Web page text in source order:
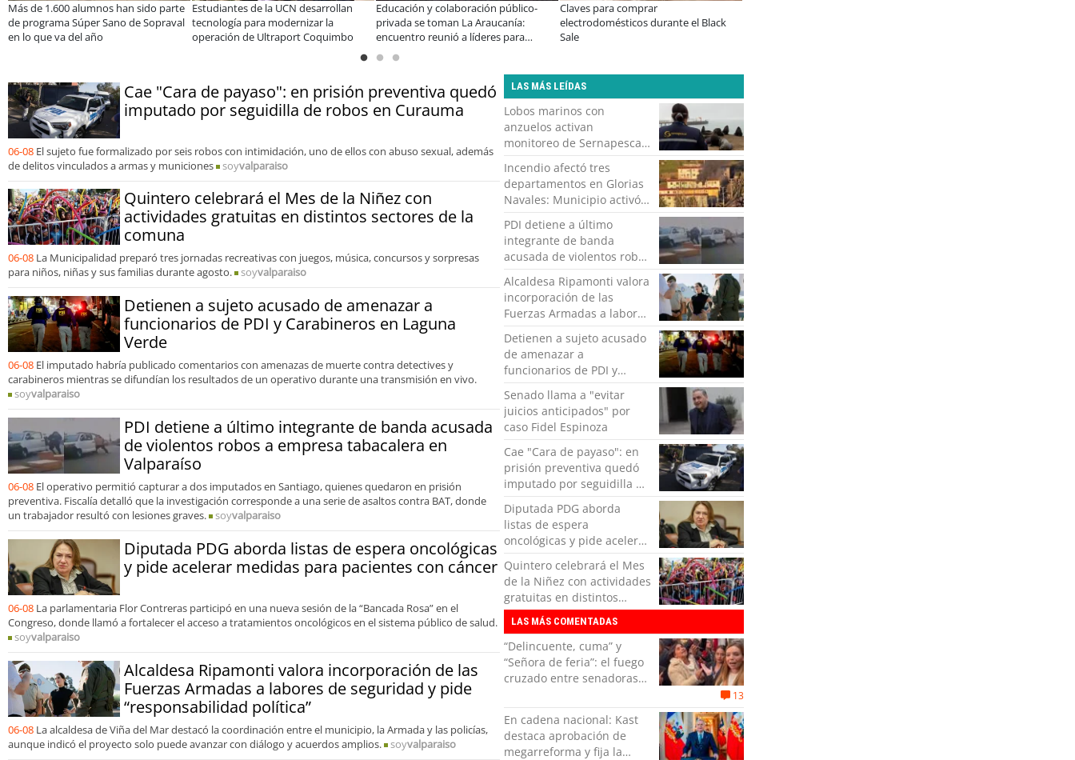
y colaboración público-
se toman La Araucanía:
reunió a líderes para
Claves para comprar
electrodomésticos durante el Black
Sale
A dos años de la Ley Karin:
especialistas afirman que el desafío es
consolidar un cambio cultural en las
organizaciones
Últimos días para postular al Fondo
Vecino Sopraval de Educación
Cae "Cara de payaso": en prisión preventiva quedó
imputado por seguidilla de robos en Curauma
06-08 El sujeto fue formalizado por seis robos con intimidación, uno de ellos con abuso sexual, además
de delitos vinculados a armas y municiones
soyvalparaiso
Quintero celebrará el Mes de la Niñez con
actividades gratuitas en distintos sectores de la
comuna
06-08 La Municipalidad preparó tres jornadas recreativas con juegos, música, concursos y sorpresas
para niños, niñas y sus familias durante agosto.
soyvalparaiso
Detienen a sujeto acusado de amenazar a
funcionarios de PDI y Carabineros en Laguna
Verde
06-08 El imputado habría publicado comentarios con amenazas de muerte contra detectives y
carabineros mientras se difundían los resultados de un operativo durante una transmisión en vivo.
soyvalparaiso
PDI detiene a último integrante de banda acusada
de violentos robos a empresa tabacalera en
Valparaíso
06-08 El operativo permitió capturar a dos imputados en Santiago, quienes quedaron en prisión
preventiva. Fiscalía detalló que la investigación corresponde a una serie de asaltos contra BAT, donde
un trabajador resultó con lesiones graves.
soyvalparaiso
Diputada PDG aborda listas de espera oncológicas
y pide acelerar medidas para pacientes con cáncer
06-08 La parlamentaria Flor Contreras participó en una nueva sesión de la “Bancada Rosa” en el
Congreso, donde llamó a fortalecer el acceso a tratamientos oncológicos en el sistema público de salud.
soyvalparaiso
Alcaldesa Ripamonti valora incorporación de las
Fuerzas Armadas a labores de seguridad y pide
“responsabilidad política”
06-08 La alcaldesa de Viña del Mar destacó la coordinación entre el municipio, la Armada y las policías,
aunque indicó el proyecto solo puede avanzar con diálogo y acuerdos amplios.
soyvalparaiso
LAS MÁS LEÍDAS
Lobos marinos con
anzuelos activan
monitoreo de Sernapesca
en la costa de Valparaíso
Incendio afectó tres
departamentos en Glorias
Navales: Municipio activó
apoyo para familias
damnificadas
PDI detiene a último
integrante de banda
acusada de violentos robos
a empresa tabacalera en
Valparaíso
Alcaldesa Ripamonti valora
incorporación de las
Fuerzas Armadas a labores
de seguridad y pide
“responsabilidad política”
Detienen a sujeto acusado
de amenazar a
funcionarios de PDI y
Carabineros en Laguna
Verde
Senado llama a "evitar
juicios anticipados" por
caso Fidel Espinoza
Cae "Cara de payaso": en
prisión preventiva quedó
imputado por seguidilla de
robos en Curauma
Diputada PDG aborda
listas de espera
oncológicas y pide acelerar
medidas para pacientes
con cáncer
Quintero celebrará el Mes
de la Niñez con actividades
gratuitas en distintos
sectores de la comuna
LAS MÁS COMENTADAS
“Delincuente, cuma” y
“Señora de feria”: el fuego
cruzado entre senadoras
Senado
13
En cadena nacional: Kast
destaca aprobación de
megarreforma y fija la